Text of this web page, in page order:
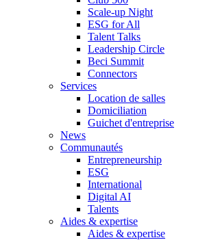
Scale-up Night
ESG for All
Talent Talks
Leadership Circle
Beci Summit
Connectors
Services
Location de salles
Domiciliation
Guichet d'entreprise
News
Communautés
Entrepreneurship
ESG
International
Digital AI
Talents
Aides & expertise
Aides & expertise